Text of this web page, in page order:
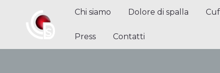
Chi siamo Dolore di spalla
Press Contatti
Chi siamo Dolore di spalla